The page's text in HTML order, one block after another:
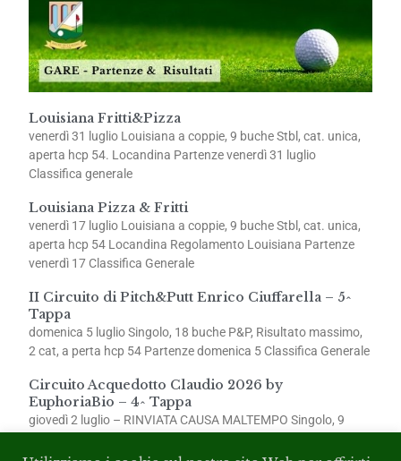
Louisiana Fritti&Pizza
venerdì 31 luglio Louisiana a coppie, 9 buche Stbl, cat. unica,
aperta hcp 54. Locandina Partenze venerdì 31 luglio
Classifica generale
Louisiana Pizza & Fritti
venerdì 17 luglio Louisiana a coppie, 9 buche Stbl, cat. unica,
aperta hcp 54 Locandina Regolamento Louisiana Partenze
venerdì 17 Classifica Generale
II Circuito di Pitch&Putt Enrico Ciuffarella – 5^
Tappa
domenica 5 luglio Singolo, 18 buche P&P, Risultato massimo,
2 cat, a perta hcp 54 Partenze domenica 5 Classifica Generale
Circuito Acquedotto Claudio 2026 by
EuphoriaBio – 4^ Tappa
giovedì 2 luglio – RINVIATA CAUSA MALTEMPO Singolo, 9